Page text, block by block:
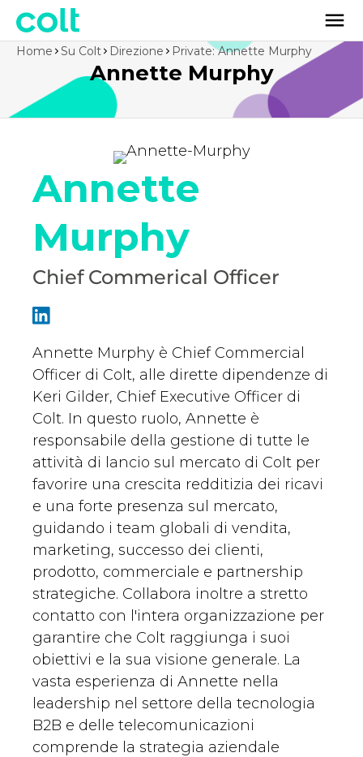
Annette Murphy
Home Su Colt Direzione Private: Annette Murphy
Annette
Murphy
Chief Commerical Officer
Annette Murphy è Chief Commercial
Officer di Colt, alle dirette dipendenze di
Keri Gilder, Chief Executive Officer di
Colt. In questo ruolo, Annette è
responsabile della gestione di tutte le
attività di lancio sul mercato di Colt per
favorire una crescita redditizia dei ricavi
e una forte presenza sul mercato,
guidando i team globali di vendita,
marketing, successo dei clienti,
prodotto, commerciale e partnership
strategiche. Collabora inoltre a stretto
contatto con l'intera organizzazione per
garantire che Colt raggiunga i suoi
obiettivi e la sua visione generale. La
vasta esperienza di Annette nella
leadership nel settore della tecnologia
B2B e delle telecomunicazioni
comprende la strategia aziendale